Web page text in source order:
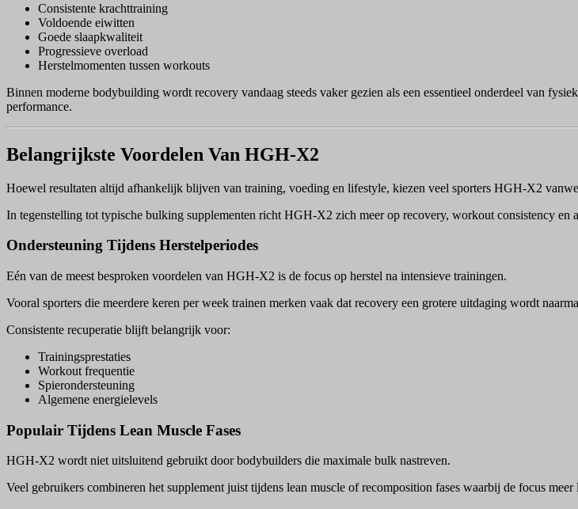
Consistente krachttraining
Voldoende eiwitten
Goede slaapkwaliteit
Progressieve overload
Herstelmomenten tussen workouts
Binnen moderne bodybuilding wordt recovery vandaag steeds vaker gezien als een essentieel onderdeel van
performance.
Belangrijkste Voordelen Van HGH-X2
Hoewel resultaten altijd afhankelijk blijven van training, voeding en lifestyle, kiezen veel sporters HGH-X2
In tegenstelling tot typische bulking supplementen richt HGH-X2 zich meer op recovery, workout consistency en
Ondersteuning Tijdens Herstelperiodes
Eén van de meest besproken voordelen van HGH-X2 is de focus op herstel na intensieve trainingen.
Vooral sporters die meerdere keren per week trainen merken vaak dat recovery een grotere uitdaging wordt
Consistente recuperatie blijft belangrijk voor:
Trainingsprestaties
Workout frequentie
Spierondersteuning
Algemene energielevels
Populair Tijdens Lean Muscle Fases
HGH-X2 wordt niet uitsluitend gebruikt door bodybuilders die maximale bulk nastreven.
Veel gebruikers combineren het supplement juist tijdens lean muscle of recomposition fases waarbij de focus